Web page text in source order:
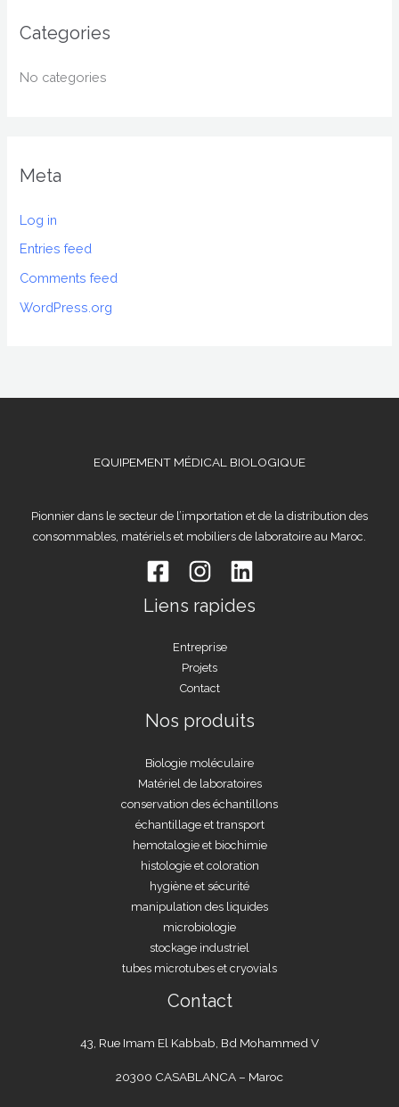
Categories
No categories
Meta
Log in
Entries feed
Comments feed
WordPress.org
EQUIPEMENT MÉDICAL BIOLOGIQUE
Pionnier dans le secteur de l’importation et de la distribution des
consommables, matériels et mobiliers de laboratoire au Maroc.
Liens rapides
Entreprise
Projets
Contact
Nos produits
Biologie moléculaire
Matériel de laboratoires
conservation des échantillons
échantillage et transport
hemotalogie et biochimie
histologie et coloration
hygiène et sécurité
manipulation des liquides
microbiologie
stockage industriel
tubes microtubes et cryovials
Contact
43, Rue Imam El Kabbab, Bd Mohammed V
20300 CASABLANCA – Maroc